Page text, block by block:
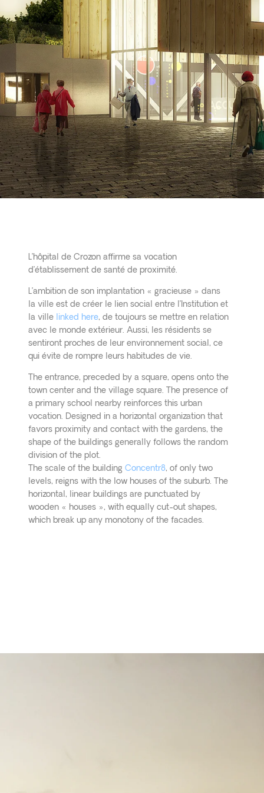
L’hôpital de Crozon affirme sa vocation
d’établissement de santé de proximité.
L’ambition de son implantation « gracieuse » dans
la ville est de créer le lien social entre l’Institution et
la ville linked here, de toujours se mettre en relation
avec le monde extérieur. Aussi, les résidents se
sentiront proches de leur environnement social, ce
qui évite de rompre leurs habitudes de vie.
The entrance, preceded by a square, opens onto the
town center and the village square.
The presence of
a primary school nearby reinforces this urban
vocation. Designed in a horizontal organization that
favors proximity and contact with the gardens, the
shape of the buildings generally follows the random
division of the plot.
The scale of the building Concentr8, of only two
levels, reigns with the low houses of the suburb.
The
horizontal, linear buildings are punctuated by
wooden « houses », with equally cut-out shapes,
which break up any monotony of the facades.